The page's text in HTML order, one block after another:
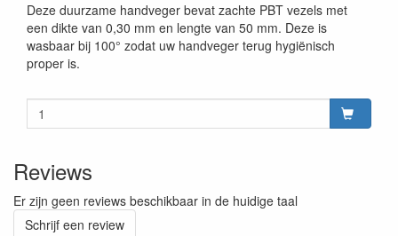
Deze duurzame handveger bevat zachte PBT vezels met
een dikte van 0,30 mm en lengte van 50 mm. Deze is
wasbaar bij 100° zodat uw handveger terug hygiënisch
proper is.
Reviews
Er zijn geen reviews beschikbaar in de huidige taal
Schrijf een review